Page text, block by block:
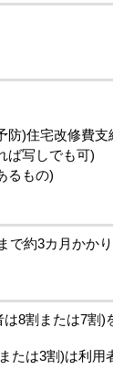
防)住宅改修費支
ば写しでも可)
るもの)
で約3カ月かかり
8割または7割)
は3割)は利用